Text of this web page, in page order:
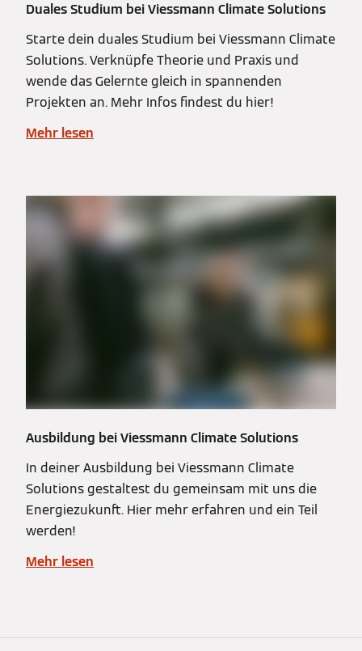
Duales Studium bei Viessmann Climate Solutions
Starte dein duales Studium bei Viessmann Climate
Solutions. Verknüpfe Theorie und Praxis und
wende das Gelernte gleich in spannenden
Projekten an. Mehr Infos findest du hier!
Mehr lesen
Ausbildung bei Viessmann Climate Solutions
In deiner Ausbildung bei Viessmann Climate
Solutions gestaltest du gemeinsam mit uns die
Energiezukunft. Hier mehr erfahren und ein Teil
werden!
Mehr lesen